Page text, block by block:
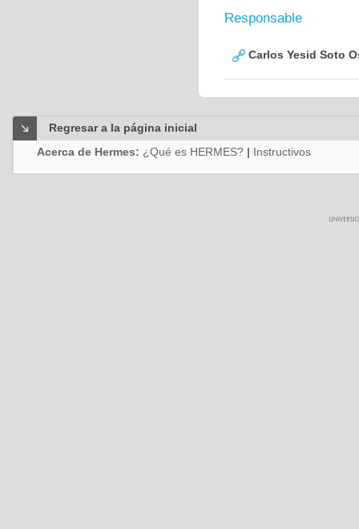
Responsable
Carlos Yesid Soto
Regresar a la página inicial
Acerca de Hermes: ¿Qué es HERMES? | Instructivos